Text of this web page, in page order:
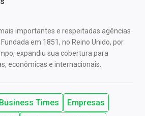
importantes e respeitadas agências
em 1851, no Reino Unido, por
expandiu sua cobertura para
econômicas e internacionais.
Business Times
Empresas